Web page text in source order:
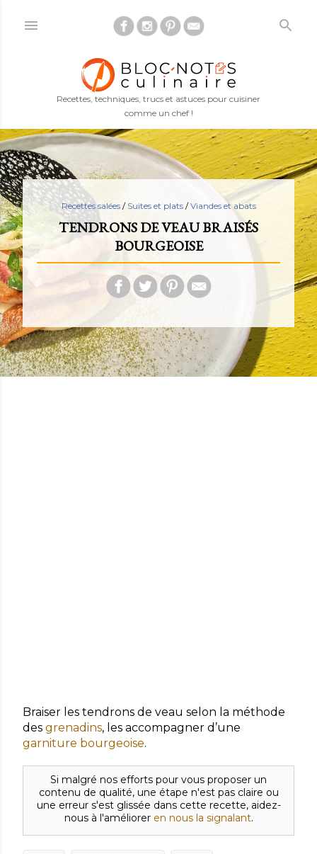
Accéder au contenu principal
Recettes, techniques, trucs et astuces pour cuisiner
comme un chef !
Recettes salées/ Suites et plats/Viandes et abats
TENDRONS DE VEAU BRAISÉS
BOURGEOISE
Braiser les tendrons de veau selon la méthode
des grenadins, les accompagner d’une
garniture bourgeoise.
Si malgré nos efforts pour vous proposer un
contenu de qualité, une étape n'est pas claire ou
une erreur s'est glissée dans cette recette, aidez-
nous à l'améliorer en nous la signalant.